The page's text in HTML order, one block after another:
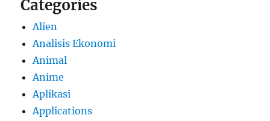
Categories
Alien
Analisis Ekonomi
Animal
Anime
Aplikasi
Applications